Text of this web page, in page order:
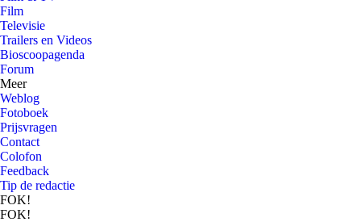
Film
Televisie
Trailers en Videos
Bioscoopagenda
Forum
Meer
Weblog
Fotoboek
Prijsvragen
Contact
Colofon
Feedback
Tip de redactie
FOK!
FOK!